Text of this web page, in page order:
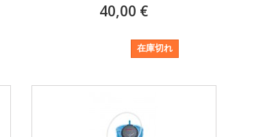
40,00 €
在庫切れ